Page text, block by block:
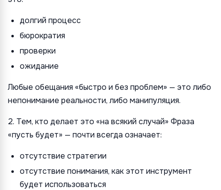
долгий процесс
бюрократия
проверки
ожидание
Любые обещания «быстро и без проблем» — это либо
непонимание реальности, либо манипуляция.
2. Тем, кто делает это «на всякий случай» Фраза
«пусть будет» — почти всегда означает:
отсутствие стратегии
отсутствие понимания, как этот инструмент
будет использоваться